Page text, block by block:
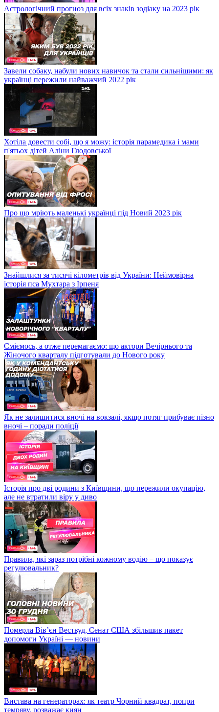
Астрологічний прогноз для всіх знаків зодіаку на 2023 рік
Завели собаку, набули нових навичок та стали сильнішими: як
українці пережили найважчий 2022 рік
Хотіла довести собі, що я можу: історія парамедика і мами
п'ятьох дітей Аліни Глодовської
Про що мріють маленькі українці під Новий 2023 рік
Знайшлися за тисячі кілометрів від України: Неймовірна
історія пса Мухтара з Ірпеня
Сміємось, а отже перемагаємо: що актори Вечірнього та
Жіночого кварталу підготували до Нового року
Як не залишитися вночі на вокзалі, якщо потяг прибуває пізно
вночі – поради поліції
Історія про дві родини з Київщини, що пережили окупацію,
але не втратили віру у диво
Правила, які зараз потрібні кожному водію – що показує
регулювальник?
Померла Вівʼєн Вествуд, Сенат США збільшив пакет
допомоги Україні — новини
Вистава на генераторах: як театр Чорний квадрат, попри
темряву, розважає киян